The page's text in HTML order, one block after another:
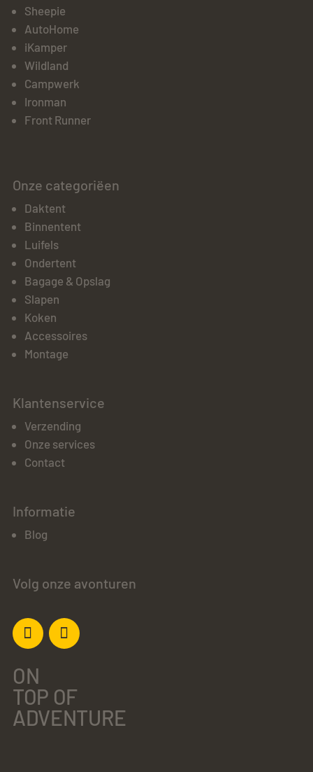
Sheepie
AutoHome
iKamper
Wildland
Campwerk
Ironman
Front Runner
Onze categoriëen
Daktent
Binnentent
Luifels
Ondertent
Bagage & Opslag
Slapen
Koken
Accessoires
Montage
Klantenservice
Verzending
Onze services
Contact
Informatie
Blog
Volg onze avonturen
ON
TOP OF
ADVENTURE